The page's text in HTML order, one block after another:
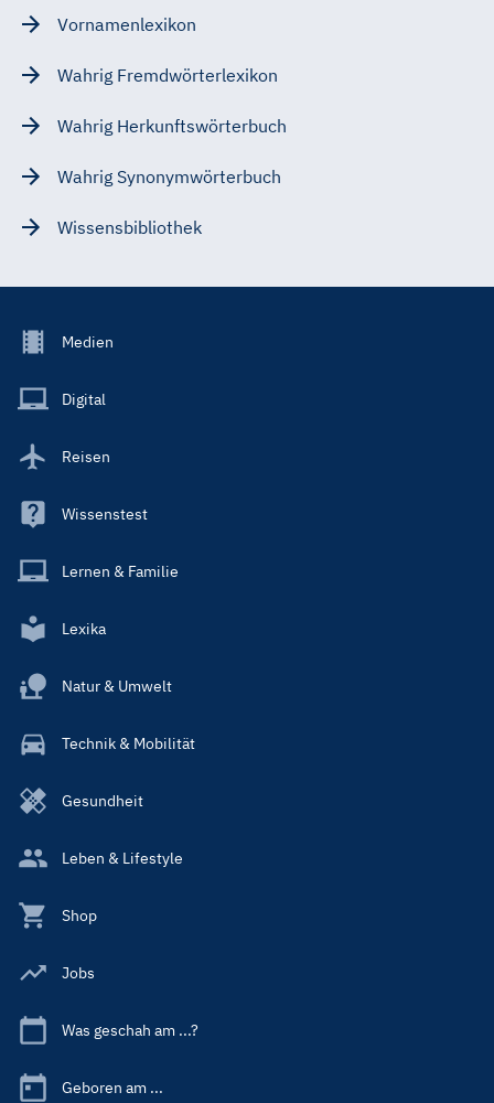
Vornamenlexikon
Wahrig Fremdwörterlexikon
Wahrig Herkunftswörterbuch
Wahrig Synonymwörterbuch
Wissensbibliothek
Footer
Main
Medien
Digital
Reisen
Wissenstest
Lernen & Familie
Lexika
Natur & Umwelt
Technik & Mobilität
Gesundheit
Leben & Lifestyle
Shop
Jobs
Was geschah am ...?
Geboren am ...